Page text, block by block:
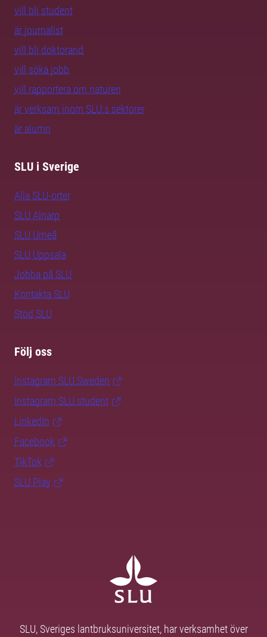
vill bli student
är journalist
vill bli doktorand
vill söka jobb
vill rapportera om naturen
är verksam inom SLU:s sektorer
är alumn
SLU i Sverige
Alla SLU-orter
SLU Alnarp
SLU Umeå
SLU Uppsala
Jobba på SLU
Kontakta SLU
Stöd SLU
Följ oss
Instagram SLU.Sweden
Instagram SLU.student
LinkedIn
Facebook
TikTok
SLU Play
SLU, Sveriges lantbruksuniversitet, har verksamhet över